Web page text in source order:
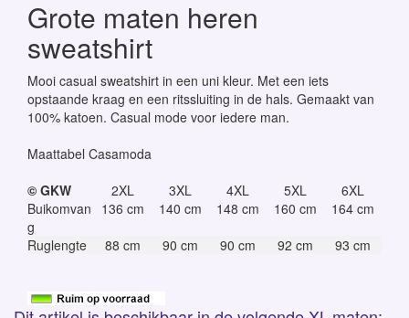
Grote maten heren
sweatshirt
Mooi casual sweatshirt in een uni kleur. Met een iets
opstaande kraag en een ritssluiting in de hals. Gemaakt van
100% katoen. Casual mode voor iedere man.
Maattabel Casamoda
© GKW
2XL 3XL 4XL 5XL
6XL
Buikomvan
g
136 cm 140 cm 148 cm 160 cm
164 cm
Ruglengte
88 cm 90 cm 90 cm 92 cm 93 cm